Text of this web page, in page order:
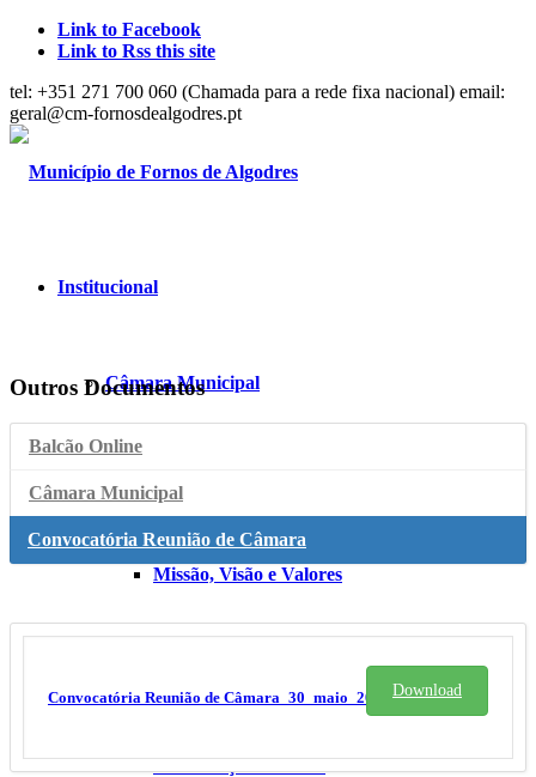
Link to Facebook
Link to Rss this site
tel: +351 271 700 060 (Chamada para a rede fixa nacional) email:
geral@cm-fornosdealgodres.pt
Institucional
Câmara Municipal
Missão, Visão e Valores
Constituição do Executivo Municipal
Constituição do GAP
Outros Documentos
Balcão Online
Câmara Municipal
Convocatória Reunião de Câmara
Convocatória Reunião de Câmara_30_maio_2017 Download